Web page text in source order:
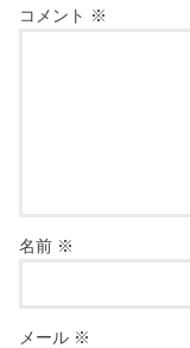
コメント ※
名前 ※
メール ※